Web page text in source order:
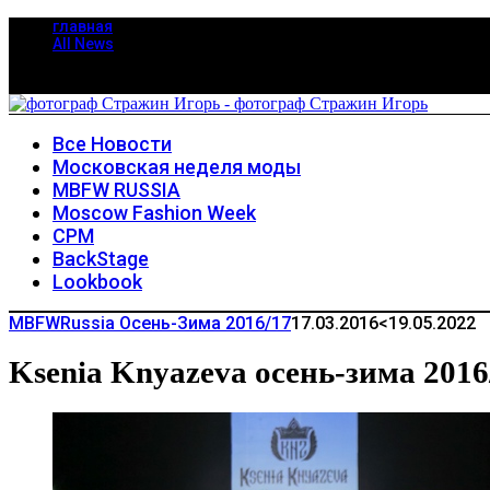
главная
All News
Все Новости
Московская неделя моды
MBFW RUSSIA
Moscow Fashion Week
CPM
BackStage
Lookbook
MBFWRussia Осень-Зима 2016/1717.03.2016<19.05.2022
Ksenia Knyazeva осень-зима